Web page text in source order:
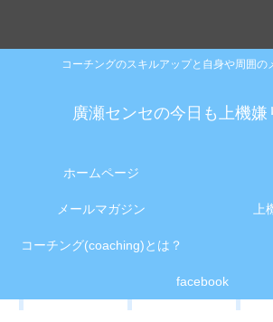
コーチングのスキルアップと自身や周囲の
廣瀬センセの今日も上機嫌
ホームページ
メールマガジン 上
コーチング(coaching)とは？
facebook